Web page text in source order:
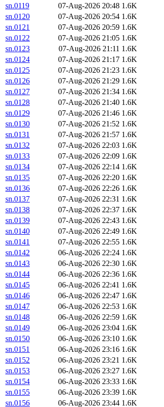
sn.0119
07-Aug-2026 20:48 1.6K
sn.0120
07-Aug-2026 20:54 1.6K
sn.0121
07-Aug-2026 20:59 1.6K
sn.0122
07-Aug-2026 21:05 1.6K
sn.0123
07-Aug-2026 21:11 1.6K
sn.0124
07-Aug-2026 21:17 1.6K
sn.0125
07-Aug-2026 21:23 1.6K
sn.0126
07-Aug-2026 21:29 1.6K
sn.0127
07-Aug-2026 21:34 1.6K
sn.0128
07-Aug-2026 21:40 1.6K
sn.0129
07-Aug-2026 21:46 1.6K
sn.0130
07-Aug-2026 21:52 1.6K
sn.0131
07-Aug-2026 21:57 1.6K
sn.0132
07-Aug-2026 22:03 1.6K
sn.0133
07-Aug-2026 22:09 1.6K
sn.0134
07-Aug-2026 22:14 1.6K
sn.0135
07-Aug-2026 22:20 1.6K
sn.0136
07-Aug-2026 22:26 1.6K
sn.0137
07-Aug-2026 22:31 1.6K
sn.0138
07-Aug-2026 22:37 1.6K
sn.0139
07-Aug-2026 22:43 1.6K
sn.0140
07-Aug-2026 22:49 1.6K
sn.0141
07-Aug-2026 22:55 1.6K
sn.0142
06-Aug-2026 22:24 1.6K
sn.0143
06-Aug-2026 22:30 1.6K
sn.0144
06-Aug-2026 22:36 1.6K
sn.0145
06-Aug-2026 22:41 1.6K
sn.0146
06-Aug-2026 22:47 1.6K
sn.0147
06-Aug-2026 22:53 1.6K
sn.0148
06-Aug-2026 22:59 1.6K
sn.0149
06-Aug-2026 23:04 1.6K
sn.0150
06-Aug-2026 23:10 1.6K
sn.0151
06-Aug-2026 23:16 1.6K
sn.0152
06-Aug-2026 23:21 1.6K
sn.0153
06-Aug-2026 23:27 1.6K
sn.0154
06-Aug-2026 23:33 1.6K
sn.0155
06-Aug-2026 23:39 1.6K
sn.0156
06-Aug-2026 23:44 1.6K